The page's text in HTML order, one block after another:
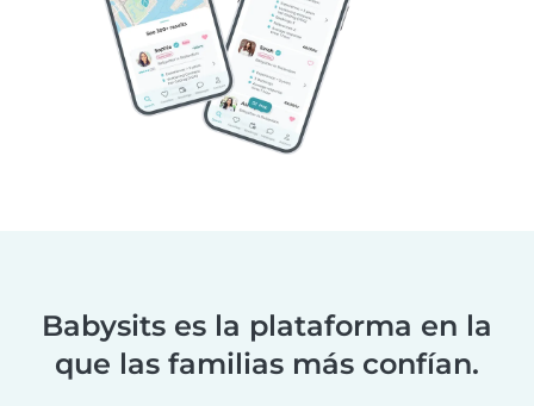
Babysits es la plataforma en la
que las familias más confían.